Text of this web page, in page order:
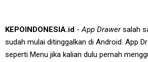
KEPOINDONESIA.id -App Drawersalah
sudah mulai ditinggalkan di Android. App
seperti Menu jika kalian dulu pernah